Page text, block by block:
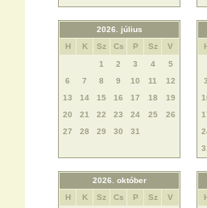
2026. július
H
K Sz Cs P Sz
V
1
2 3 4
5
6
7 8 9 10 11
12
13
14 15 16 17 18
19
20
21 22 23 24 25
26
27
28 29 30 31
3
2026. október
H
K Sz Cs P Sz
V